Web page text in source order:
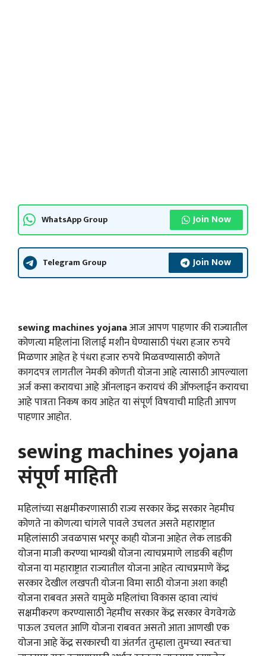
WhatsApp Group Join Now
Telegram Group Join Now
sewing machines yojanaआज आपण पाहणार की राज्यातील
कोणत्या महिलांना शिलाई मशीन घेण्यासाठी पंधरा हजार रुपये
मिळणार आहेत हे पंधरा हजार रुपये मिळवण्यासाठी कोणते
कागदपत्र लागतील नेमकी कोणती योजना आहे त्यासाठी आपल्याला
अर्ज कसा करायचा आहे ऑनलाइन करायचं की ऑफलाईन करायचा
आहे पात्रता निकष काय आहेत या संपूर्ण विषयाची माहिती आपण
पाहणार आहोत.
sewing machines yojana
संपूर्ण माहिती
महिलांच्या सक्षमीकरणासाठी राज्य सरकार केंद्र सरकार नेहमीच
कोणते ना कोणत्या चांगले पावले उचलत असते महाराष्ट्रात
महिलांसाठी जवळपास भरपूर काही योजना आहेत लेक लाडकी
योजना माजी करण्या भाग्यश्री योजना त्याचप्रमाणे लाडकी बहीण
योजना या महाराष्ट्रात राज्यातील योजना आहेत त्याचप्रमाणे केंद्र
सरकार देखील लखपती योजना विमा साठी योजना अशा काही
योजना राबवत असते यामुळे महिलांचा विकास व्हावा त्यांचं
सक्षमीकरण करण्यासाठी नेहमीच सरकार केंद्र सरकार वेगवेगळे
पाऊल उचलत आणि योजना राबवत असतो आता आणखी एक
योजना आहे केंद्र सरकारची या अंतर्गत तुम्हाला तुमच्या स्वतःचा